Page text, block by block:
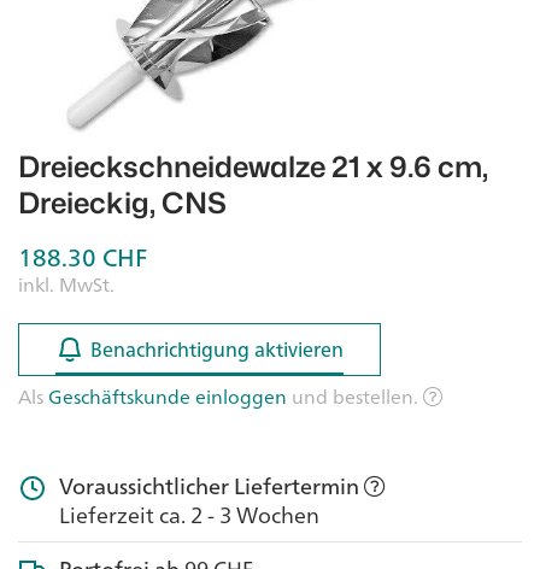
Dreieckschneidewalze 21 x 9.6 cm,
Dreieckig, CNS
188.30 CHF
inkl. MwSt.
Benachrichtigung aktivieren
Benachrichtigung aktivieren
AlsGeschäftskunde einloggen und bestellen.
Voraussichtlicher Liefertermin
Lieferzeit ca. 2 - 3 Wochen